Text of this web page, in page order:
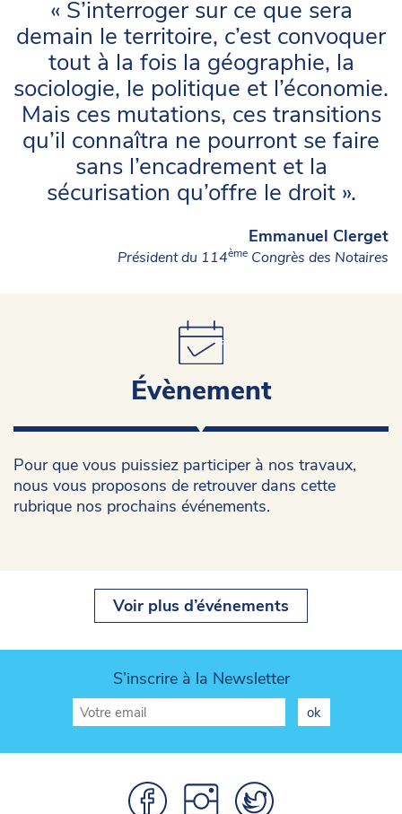
« S’interroger sur ce que sera
demain le territoire, c’est convoquer
tout à la fois la géographie, la
sociologie, le politique et l’économie.
Mais ces mutations, ces transitions
qu’il connaîtra ne pourront se faire
sans l’encadrement et la
sécurisation qu’offre le droit ».
Emmanuel Clerget
Président du 114ème Congrès des Notaires
Évènement
Pour que vous puissiez participer à nos travaux,
nous vous proposons de retrouver dans cette
rubrique nos prochains événements.
Voir plus d’événements
S’inscrire à la Newsletter